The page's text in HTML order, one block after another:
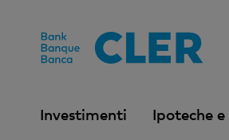
Investimenti Ipoteche